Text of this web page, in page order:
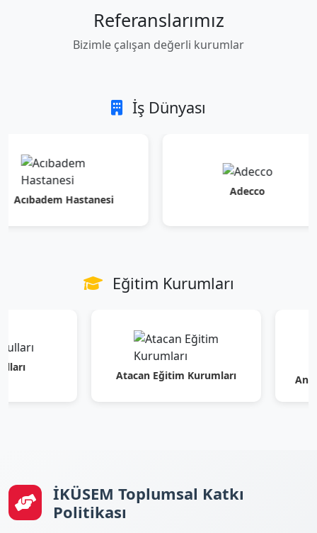
Referanslarımız
Bizimle çalışan değerli kurumlar
İş Dünyası
Hastanesi
Eğitim Kurumları
AKASYA KOLEJİ
İKÜSEM Toplumsal Katkı
Politikası